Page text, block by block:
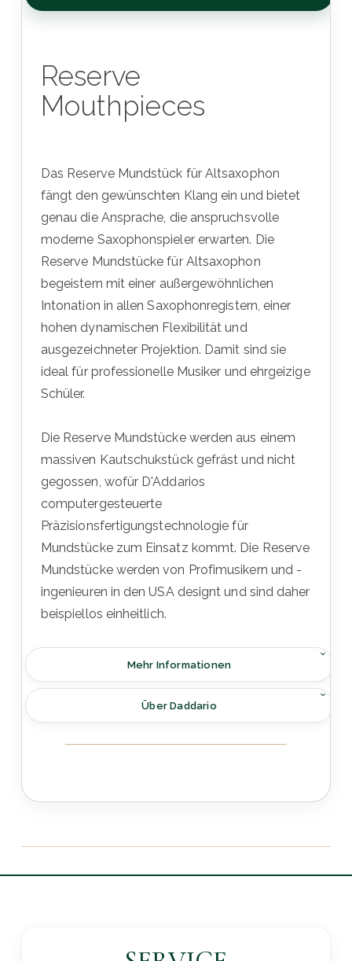
Reserve
Mouthpieces
Das Reserve Mundstück für Altsaxophon
fängt den gewünschten Klang ein und bietet
genau die Ansprache, die anspruchsvolle
moderne Saxophonspieler erwarten. Die
Reserve Mundstücke für Altsaxophon
begeistern mit einer außergewöhnlichen
Intonation in allen Saxophonregistern, einer
hohen dynamischen Flexibilität und
ausgezeichneter Projektion. Damit sind sie
ideal für professionelle Musiker und ehrgeizige
Schüler.
Die Reserve Mundstücke werden aus einem
massiven Kautschukstück gefräst und nicht
gegossen, wofür D'Addarios
computergesteuerte
Präzisionsfertigungstechnologie für
Mundstücke zum Einsatz kommt. Die Reserve
Mundstücke werden von Profimusikern und -
ingenieuren in den USA designt und sind daher
beispiellos einheitlich.
Mehr Informationen
Über Daddario